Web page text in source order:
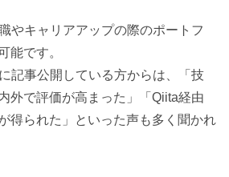
やキャリアアップの際のポートフ
能です。
記事公開している方からは、「技
外で評価が高まった」「Qiita経由
得られた」といった声も多く聞かれ